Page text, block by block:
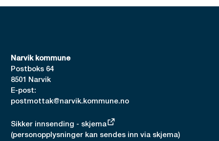
Narvik kommune
Postboks 64
8501 Narvik
E-post:
postmottak@narvik.kommune.no
Sikker innsending - skjema
(personopplysninger kan sendes inn via skjema)